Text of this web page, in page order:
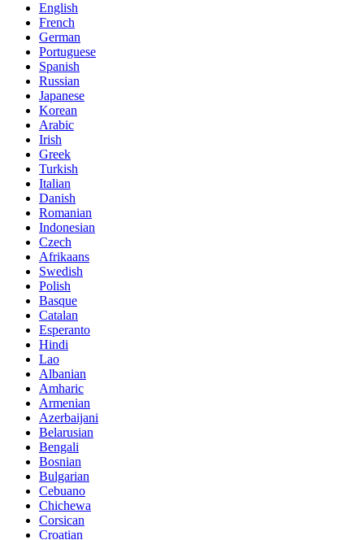
English
French
German
Portuguese
Spanish
Russian
Japanese
Korean
Arabic
Irish
Greek
Turkish
Italian
Danish
Romanian
Indonesian
Czech
Afrikaans
Swedish
Polish
Basque
Catalan
Esperanto
Hindi
Lao
Albanian
Amharic
Armenian
Azerbaijani
Belarusian
Bengali
Bosnian
Bulgarian
Cebuano
Chichewa
Corsican
Croatian